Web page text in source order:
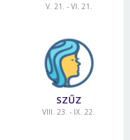
V. 21. - VI. 21.
SZŰZ
VIII. 23. - IX. 22.